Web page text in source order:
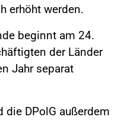
erhöht werden.
beginnt am 24.
der Länder
Jahr separat
DPolG außerdem